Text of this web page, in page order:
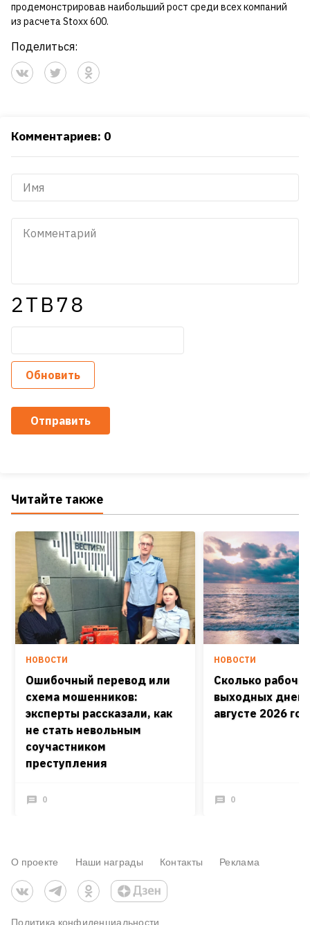
продемонстрировав наибольший рост среди всех компаний
из расчета Stoxx 600.
Поделиться:
Комментариев: 0
2TB78
Обновить
Отправить
Читайте также
НОВОСТИ
Ошибочный перевод или
схема мошенников:
эксперты рассказали, как
не стать невольным
соучастником
преступления
0
НОВОСТИ
Сколько
выходных дней
августе 2026
0
О проекте Наши награды Контакты Реклама
Политика конфиденциальности